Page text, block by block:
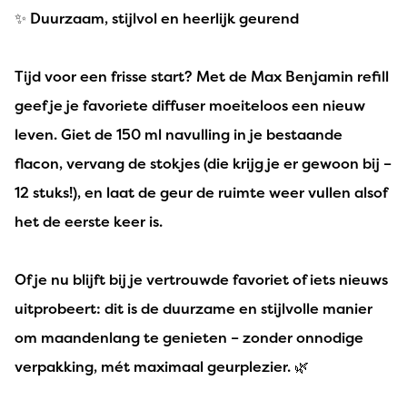
✨ Duurzaam, stijlvol en heerlijk geurend
Tijd voor een frisse start? Met de Max Benjamin refill
geef je je favoriete diffuser moeiteloos een nieuw
leven. Giet de 150 ml navulling in je bestaande
flacon, vervang de stokjes (die krijg je er gewoon bij –
12 stuks!), en laat de geur de ruimte weer vullen alsof
het de eerste keer is.
Of je nu blijft bij je vertrouwde favoriet of iets nieuws
uitprobeert: dit is de duurzame en stijlvolle manier
om maandenlang te genieten – zonder onnodige
verpakking, mét maximaal geurplezier. 🌿